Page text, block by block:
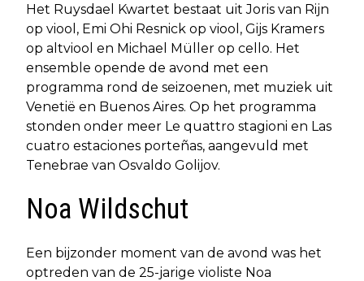
Het Ruysdael Kwartet bestaat uit Joris van Rijn
op viool, Emi Ohi Resnick op viool, Gijs Kramers
op altviool en Michael Müller op cello. Het
ensemble opende de avond met een
programma rond de seizoenen, met muziek uit
Venetië en Buenos Aires. Op het programma
stonden onder meer Le quattro stagioni en Las
cuatro estaciones porteñas, aangevuld met
Tenebrae van Osvaldo Golijov.
Noa Wildschut
Een bijzonder moment van de avond was het
optreden van de 25-jarige violiste Noa